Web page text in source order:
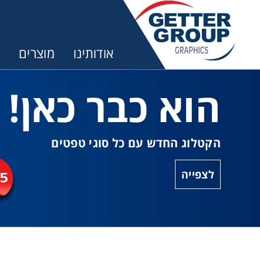
אודותינו מוצרים
הוא כבר כאן!
הקטלוג החדש עם כל סוגי טפטים
לצפייה